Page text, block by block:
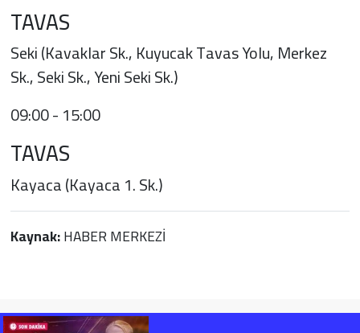
TAVAS
Seki (Kavaklar Sk., Kuyucak Tavas Yolu, Merkez
Sk., Seki Sk., Yeni Seki Sk.)
09:00 - 15:00
TAVAS
Kayaca (Kayaca 1. Sk.)
Kaynak:HABER MERKEZİ